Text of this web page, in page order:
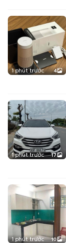
1 phút trước 4
1 phút trước 17
1 phút trước 10